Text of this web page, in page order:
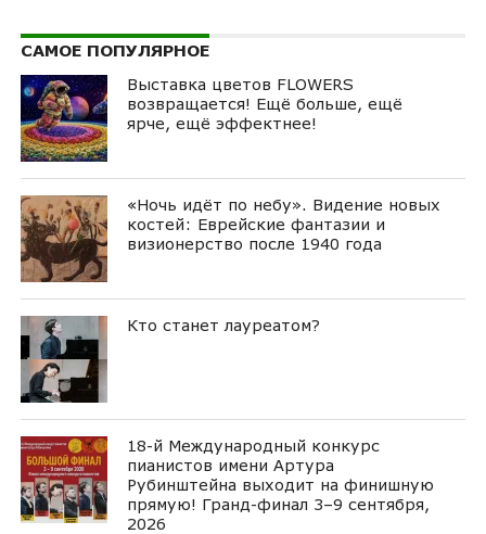
САМОЕ ПОПУЛЯРНОЕ
Выставка цветов FLOWERS
возвращается! Ещё больше, ещё
ярче, ещё эффектнее!
«Ночь идёт по небу». Видение новых
костей: Еврейские фантазии и
визионерство после 1940 года
Кто станет лауреатом?
18-й Международный конкурс
пианистов имени Артура
Рубинштейна выходит на финишную
прямую! Гранд-финал 3–9 сентября,
2026